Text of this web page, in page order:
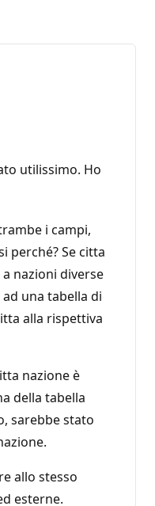
utilissimo. Ho
i campi,
perché? Se citta
nazioni diverse
una tabella di
alla rispettiva
nazione è
della tabella
sarebbe stato
allo stesso
esterne.